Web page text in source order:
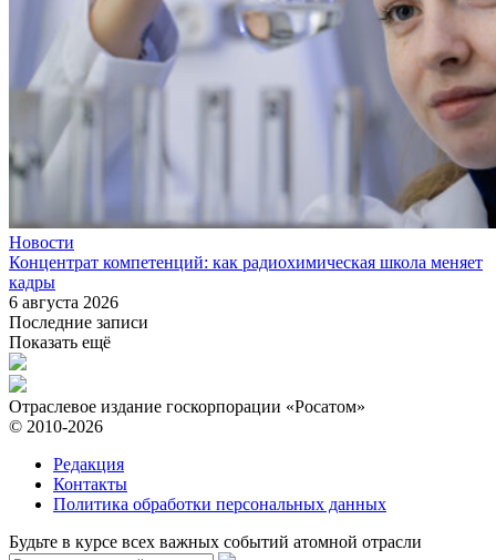
Новости
Концентрат компетенций: как радиохимическая школа меняет
кадры
6 августа 2026
Последние записи
Показать ещё
Отраслевое издание госкорпорации «Росатом»
© 2010-2026
Редакция
Контакты
Политика обработки персональных данных
Будьте в курсе всех важных событий атомной отрасли